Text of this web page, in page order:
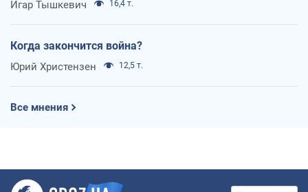
Игар Тышкевич 16,4 т.
Когда закончится война?
Юрий Христензен 12,5 т.
Все мнения